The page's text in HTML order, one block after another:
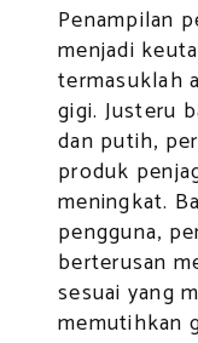
Penampilan
menjadi
termasuklah
gigi. Justeru
dan putih,
produk
meningkat.
pengguna,
berterusan
sesuai yang
memutihkan